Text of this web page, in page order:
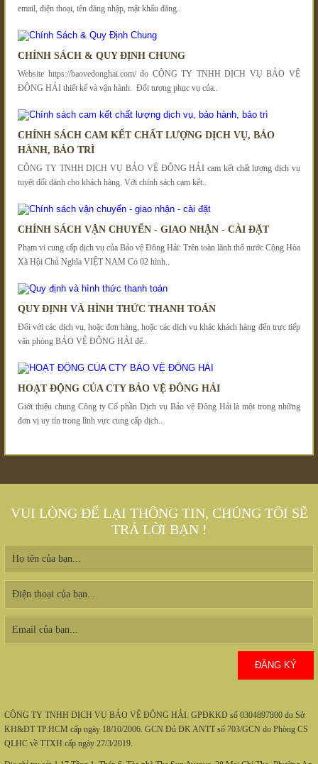
email, điện thoại, tên đăng nhập, mật khẩu đăng..
CHÍNH SÁCH & QUY ĐỊNH CHUNG
Website https://baovedonghai.com/ do CÔNG TY TNHH DỊCH VỤ BẢO VỆ
ĐÔNG HẢI thiết kế và vận hành. Đối tượng phục vụ của..
CHÍNH SÁCH CAM KẾT CHẤT LƯỢNG DỊCH VỤ, BẢO
HÀNH, BẢO TRÌ
CÔNG TY TNHH DỊCH VỤ BẢO VỆ ĐÔNG HẢI cam kết chất lượng dịch vụ
tuyệt đối dành cho khách hàng. Với chính sách cam kết..
CHÍNH SÁCH VẬN CHUYỂN - GIAO NHẬN - CÀI ĐẶT
Phạm vi cung cấp dịch vụ của Bảo vệ Đông Hải: Trên toàn lãnh thổ nước Cộng Hòa
Xã Hội Chủ Nghĩa VIỆT NAM Có 02 hình..
QUY ĐỊNH VÀ HÌNH THỨC THANH TOÁN
Đối với các dịch vụ, hoặc đơn hàng, hoặc các dịch vụ khác khách hàng đến trực tiếp
văn phòng BẢO VỆ ĐÔNG HẢI để..
HOẠT ĐỘNG CỦA CTY BẢO VỆ ĐÔNG HẢI
Giới thiệu chung Công ty Cổ phần Dịch vụ Bảo vệ Đông Hải là một trong những
đơn vị uy tín trong lĩnh vực cung cấp dịch..
VUI LÒNG ĐỂ LẠI THÔNG TIN, CHÚNG TÔI SẼ
TRẢ LỜI BẠN !
CÔNG TY TNHH DỊCH VỤ BẢO VỆ ĐÔNG HẢI. GPĐKKD số 0304897800 do Sở
KH&ĐT TP.HCM cấp ngày 18/10/2006. GCN Đủ ĐK ANTT số 703/GCN do Phòng CS
QLHC về TTXH cấp ngày 27/3/2019.